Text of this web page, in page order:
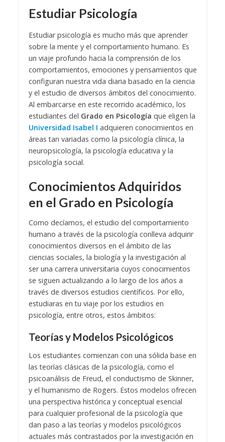
Estudiar Psicología
Estudiar psicología es mucho más que aprender
sobre la mente y el comportamiento humano. Es
un viaje profundo hacia la comprensión de los
comportamientos, emociones y pensamientos que
configuran nuestra vida diaria basado en la ciencia
y el estudio de diversos ámbitos del conocimiento.
Al embarcarse en este recorrido académico, los
estudiantes del Grado en Psicología que eligen la
Universidad Isabel I adquieren conocimientos en
áreas tan variadas como la psicología clínica, la
neuropsicología, la psicología educativa y la
psicología social.
Conocimientos Adquiridos
en el Grado en Psicología
Como decíamos, el estudio del comportamiento
humano a través de la psicología conlleva adquirir
conocimientos diversos en el ámbito de las
ciencias sociales, la biología y la investigación al
ser una carrera universitaria cuyos conocimientos
se siguen actualizando a lo largo de los años a
través de diversos estudios científicos. Por ello,
estudiaras en tu viaje por los estudios en
psicología, entre otros, estos ámbitos:
Teorías y Modelos Psicológicos
Los estudiantes comienzan con una sólida base en
las teorías clásicas de la psicología, como el
psicoanálisis de Freud, el conductismo de Skinner,
y el humanismo de Rogers. Estos modelos ofrecen
una perspectiva histórica y conceptual esencial
para cualquier profesional de la psicología que
dan paso a las teorías y modelos psicológicos
actuales más contrastados por la investigación en